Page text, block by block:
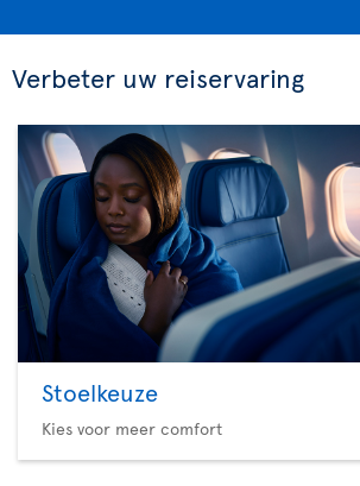
Verbeter uw reiservaring
Stoelkeuze
Kies voor meer comfort